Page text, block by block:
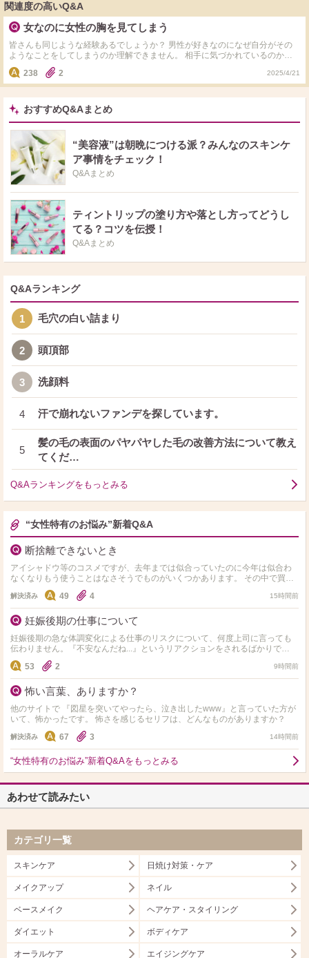
関連度の高いQ&A
女なのに女性の胸を見てしまう
皆さんも同じような経験あるでしょうか？ 男性が好きなのになぜ自分がその
ようなことをしてしまうのか理解できません。 相手に気づかれているのか、
どう思われているか不安です
238 2 2025/4/21
おすすめQ&Aまとめ
“美容液”は朝晩につける派？みんなのスキンケ
ア事情をチェック！
Q&Aまとめ
ティントリップの塗り方や落とし方ってどうし
てる？コツを伝授！
Q&Aまとめ
Q&Aランキング
1 毛穴の白い詰まり
2 頭頂部
3 洗顔料
4 汗で崩れないファンデを探しています。
5
髪の毛の表面のパヤパヤした毛の改善方法について教え
てくだ…
Q&Aランキングをもっとみる
“女性特有のお悩み”新着Q&A
断捨離できないとき
アイシャドウ等のコスメですが、去年までは似合っていたのに今年は似合わ
なくなりもう使うことはなさそうでものがいくつかあります。 その中で買う
のが大変だったものや凄く気に入っていたものはどうしても断…
解決済み 49 4 15時間前
妊娠後期の仕事について
妊娠後期の急な体調変化による仕事のリスクについて、何度上司に言っても
伝わりません。『不安なんだね...』というリアクションをされるばかりで
す。。。 現在は妊娠中期で、法定通り34週から産休取…
53 2 9時間前
怖い言葉、ありますか？
他のサイトで 『図星を突いてやったら、泣き出したwww』と言っていた方が
いて、怖かったです。 怖さを感じるセリフは、どんなものがありますか？
解決済み 67 3 14時間前
“女性特有のお悩み”新着Q&Aをもっとみる
あわせて読みたい
カテゴリ一覧
スキンケア 日焼け対策・ケア
メイクアップ ネイル
ベースメイク ヘアケア・スタイリング
ダイエット ボディケア
オーラルケア エイジングケア